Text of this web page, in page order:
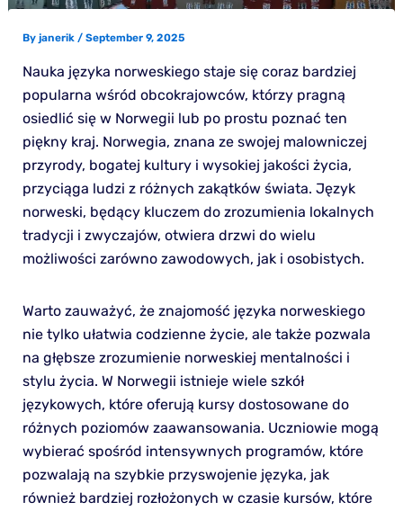
By janerik / September 9, 2025
Nauka języka norweskiego staje się coraz bardziej
popularna wśród obcokrajowców, którzy pragną
osiedlić się w Norwegii lub po prostu poznać ten
piękny kraj. Norwegia, znana ze swojej malowniczej
przyrody, bogatej kultury i wysokiej jakości życia,
przyciąga ludzi z różnych zakątków świata. Język
norweski, będący kluczem do zrozumienia lokalnych
tradycji i zwyczajów, otwiera drzwi do wielu
możliwości zarówno zawodowych, jak i osobistych.
Warto zauważyć, że znajomość języka norweskiego
nie tylko ułatwia codzienne życie, ale także pozwala
na głębsze zrozumienie norweskiej mentalności i
stylu życia. W Norwegii istnieje wiele szkół
językowych, które oferują kursy dostosowane do
różnych poziomów zaawansowania. Uczniowie mogą
wybierać spośród intensywnych programów, które
pozwalają na szybkie przyswojenie języka, jak
również bardziej rozłożonych w czasie kursów, które